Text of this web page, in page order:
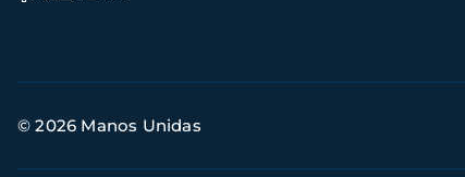
de
© 2026 Manos Unidas